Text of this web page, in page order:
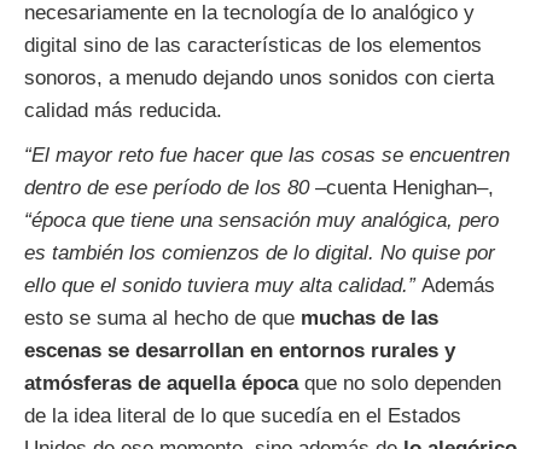
necesariamente en la tecnología de lo analógico y
digital sino de las características de los elementos
sonoros, a menudo dejando unos sonidos con cierta
calidad más reducida.
“El mayor reto fue hacer que las cosas se encuentren
dentro de ese período de los 80–cuenta Henighan–,
“época que tiene una sensación muy analógica, pero
es también los comienzos de lo digital. No quise por
ello que el sonido tuviera muy alta calidad.” Además
esto se suma al hecho de que muchas de las
escenas se desarrollan en entornos rurales y
atmósferas de aquella épocaque no solo dependen
de la idea literal de lo que sucedía en el Estados